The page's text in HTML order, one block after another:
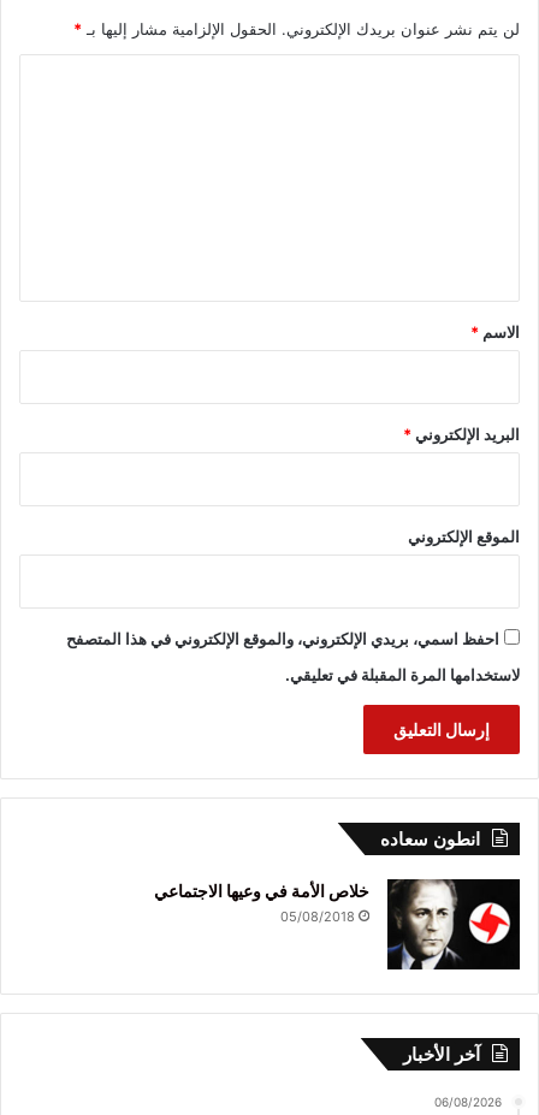
لن يتم نشر عنوان بريدك الإلكتروني. الحقول الإلزامية مشار إليها بـ*
*
الاسم *
البريد الإلكتروني*
الموقع الإلكتروني
احفظ اسمي، بريدي الإلكتروني، والموقع الإلكتروني في هذا المتصفح
لاستخدامها المرة المقبلة في تعليقي.
انطون سعاده
خلاص الأمة في وعيها الاجتماعي
05/08/2018
آخر الأخبار
06/08/2026